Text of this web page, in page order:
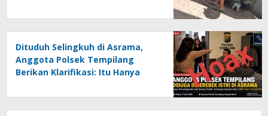
Dituduh Selingkuh di Asrama,
Anggota Polsek Tempilang
Berikan Klarifikasi: Itu Hanya